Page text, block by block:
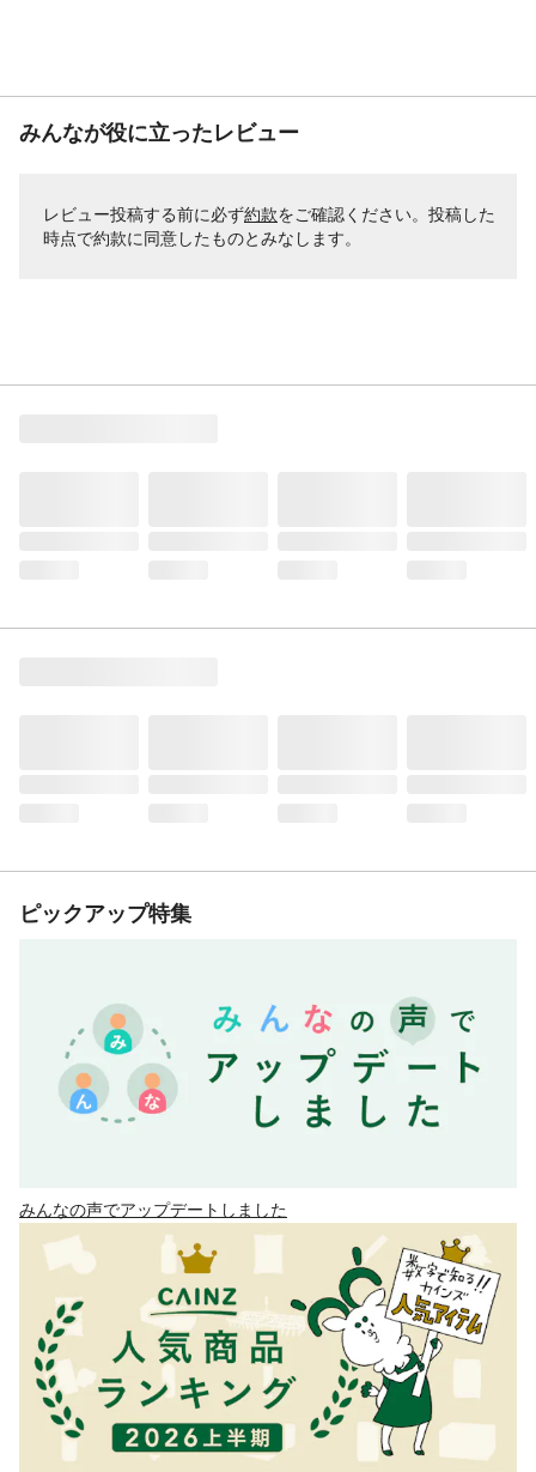
みんなが役に立ったレビュー
レビュー投稿する前に必ず約款をご確認ください。投稿した
時点で約款に同意したものとみなします。
ピックアップ特集
みんなの声でアップデートしました